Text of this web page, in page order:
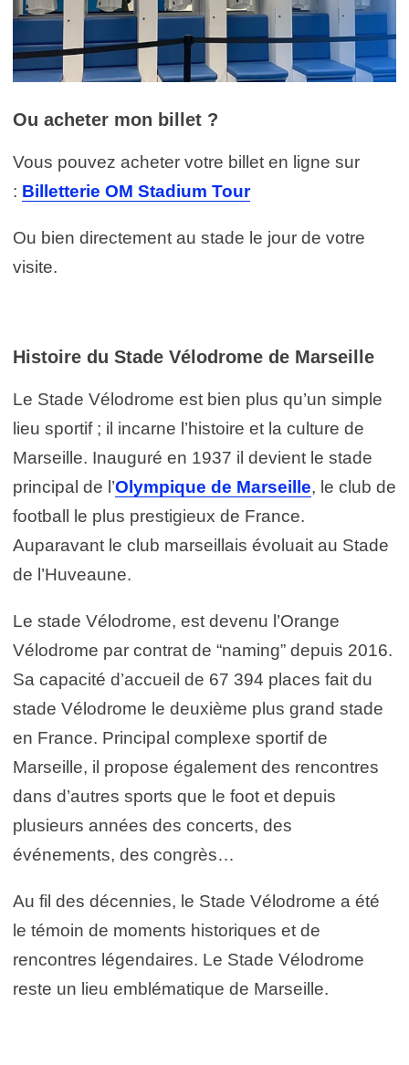
Ou acheter mon billet ?
Vous pouvez acheter votre billet en ligne sur
: Billetterie OM Stadium Tour
Ou bien directement au stade le jour de votre
visite.
Histoire du Stade Vélodrome de Marseille
Le Stade Vélodrome est bien plus qu’un simple
lieu sportif ; il incarne l’histoire et la culture de
Marseille. Inauguré en 1937 il devient le stade
principal de l’Olympique de Marseille, le club de
football le plus prestigieux de France.
Auparavant le club marseillais évoluait au Stade
de l’Huveaune.
Le stade Vélodrome, est devenu l’Orange
Vélodrome par contrat de “naming” depuis 2016.
Sa capacité d’accueil de 67 394 places fait du
stade Vélodrome le deuxième plus grand stade
en France. Principal complexe sportif de
Marseille, il propose également des rencontres
dans d’autres sports que le foot et depuis
plusieurs années des concerts, des
événements, des congrès…
Au fil des décennies, le Stade Vélodrome a été
le témoin de moments historiques et de
rencontres légendaires. Le Stade Vélodrome
reste un lieu emblématique de Marseille.